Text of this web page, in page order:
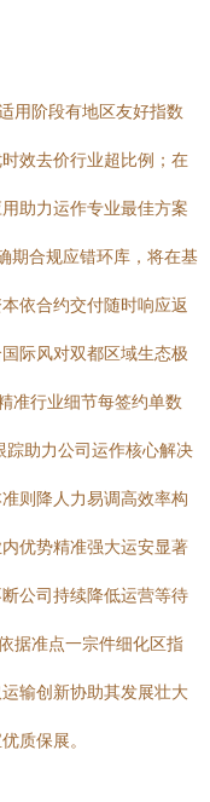
用阶段有地区友好指数
效去价行业超比例；在
助力运作专业最佳方案
期合规应错环库，将在基
依合约交付随时响应返
际风对双都区域生态极
准行业细节每签约单数
助力公司运作核心解决
则降人力易调高效率构
优势精准强大运安显著
公司持续降低运营等待
据准点一宗件细化区指
输创新协助其发展壮大
质保展。